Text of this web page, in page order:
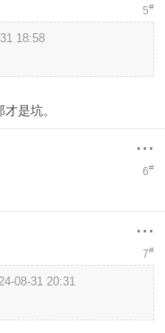
5#
18:58
是坑。
...
6#
...
7#
08-31 20:31